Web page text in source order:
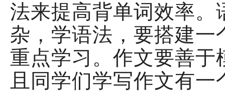
法来提高背单词效率。
杂，学语法，要搭建
重点学习。作文要善
且同学们学写作文有